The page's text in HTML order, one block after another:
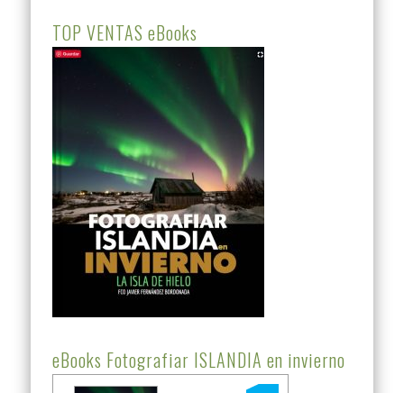
TOP VENTAS eBooks
eBooks Fotografiar ISLANDIA en invierno